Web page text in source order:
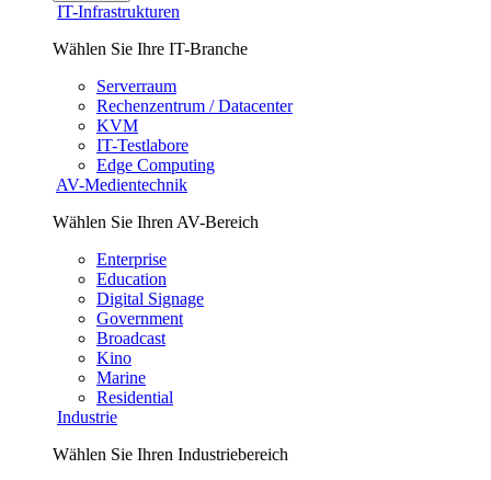
IT-Infrastrukturen
Wählen Sie Ihre IT-Branche
Serverraum
Rechenzentrum / Datacenter
KVM
IT-Testlabore
Edge Computing
AV-Medientechnik
Wählen Sie Ihren AV-Bereich
Enterprise
Education
Digital Signage
Government
Broadcast
Kino
Marine
Residential
Industrie
Wählen Sie Ihren Industriebereich